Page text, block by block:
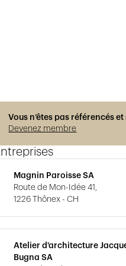
Vous n’êtes pas référencés
Devenez membre
Magnin Paroisse SA
Route de Mon-Idée 41,
1226 Thônex - CH
Atelier d'architecture
Bugna SA